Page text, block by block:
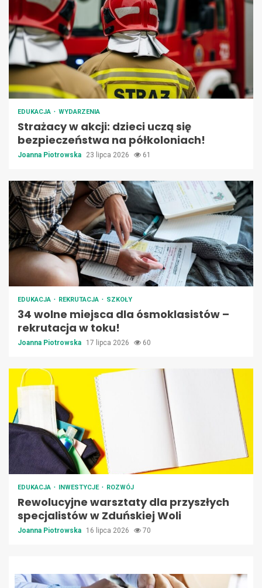
EDUKACJA WYDARZENIA
Strażacy w akcji: dzieci uczą się
bezpieczeństwa na półkoloniach!
Joanna Piotrowska 23 lipca 2026 61
EDUKACJA REKRUTACJA SZKOŁY
34 wolne miejsca dla ósmoklasistów –
rekrutacja w toku!
Joanna Piotrowska 17 lipca 2026 60
EDUKACJA INWESTYCJE ROZWÓJ
Rewolucyjne warsztaty dla przyszłych
specjalistów w Zduńskiej Woli
Joanna Piotrowska 16 lipca 2026 70